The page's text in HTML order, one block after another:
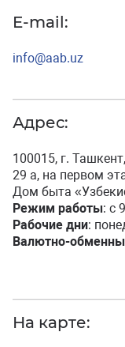
E-mail:
info@aab.uz
Адрес:
100015, г.
29 а, на первом
Дом быта
Режим работы: с
Рабочие дни:
Валютно-
На карте: